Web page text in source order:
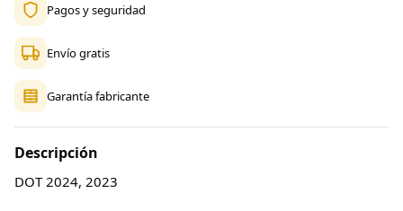
Pagos y seguridad
Envío gratis
Garantía fabricante
Descripción
DOT 2024, 2023